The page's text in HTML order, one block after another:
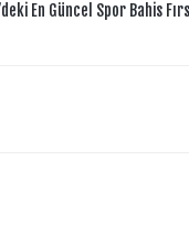
En Güncel Spor Bahis